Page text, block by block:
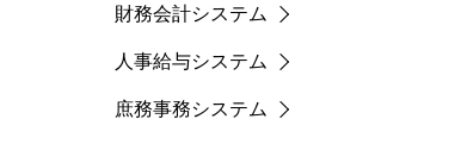
財務会計システム
人事給与システム
庶務事務システム